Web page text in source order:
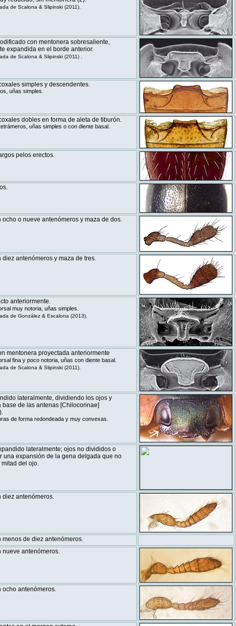
de Scalona & Slipinski (2011).
con mentonera sobresaliente,
expandida en el borde anterior.
de Scalona & Slipinski (2011) .
simples y descendentes.
uñas simples.
dobles en forma de aleta de tiburón.
uñas simples o con diente basal.
pelos erectos.
ocho o nueve antenómeros y maza de dos.
diez antenómeros y maza de tres.
anteriormente.
muy notoria, uñas simples.
de González & Escalona (2013).
mentonera proyectada anteriormente
fina y poco notoria, uñas con diente basal.
de Scalona & Slipinski (2011).
lateralmente, dividiendo los ojos y
base de las antenas [Chilocorinae]
de forma redondeada y muy convexas.
lateralmente; ojos no divididos o
una expansión de la gena delgada que no
del ojo.
diez antenómeros.
menos de diez antenómeros.
nueve antenómeros.
ocho antenómeros.